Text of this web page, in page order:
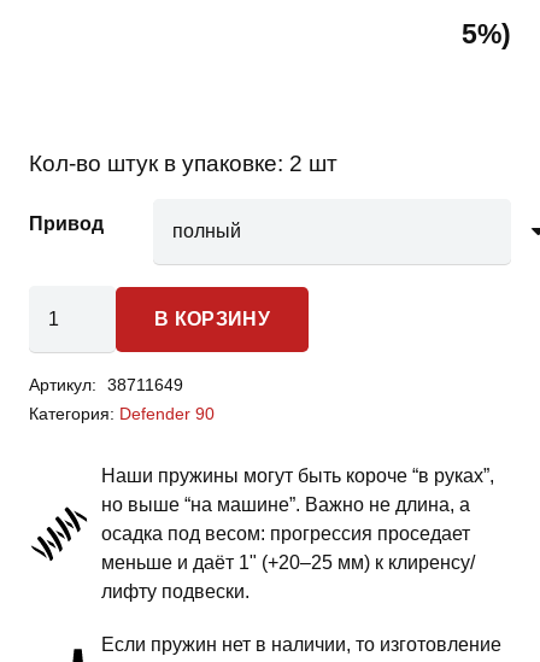
5%)
Кол-во штук в упаковке: 2 шт
Привод
товара
Rover
Defender
пружины
задней
подвески
дюйма
В КОРЗИНУ
Артикул:
38711649
Категория: Defender 90
Наши пружины могут быть короче “в руках”,
но выше “на машине”. Важно не длина, а
осадка под весом: прогрессия проседает
меньше и даёт 1" (+20–25 мм) к клиренсу/
лифту подвески.
Если пружин нет в наличии, то изготовление